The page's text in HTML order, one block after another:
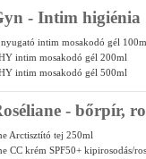
- Intim higiénia
intim mosakodó gél
intim mosakodó gél 200ml
intim mosakodó gél 500ml
- bőrpír,
Arctisztító tej 250ml
CC krém SPF50+ kipirosodás/